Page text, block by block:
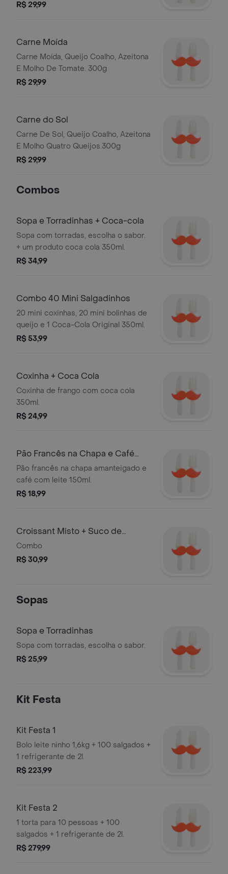
R$ 29,99
Carne Moída
Carne Moída, Queijo Coalho, Azeitona
E Molho De Tomate. 300g
R$ 29,99
Carne do Sol
Carne De Sol, Queijo Coalho, Azeitona
E Molho Quatro Queijos.300g
R$ 29,99
Combos
Sopa e Torradinhas + Coca-cola
Sopa com torradas, escolha o sabor.
+ um produto coca cola 350ml.
R$ 34,99
Combo 40 Mini Salgadinhos
20 mini coxinhas, 20 mini bolinhas de
queijo e 1 Coca-Cola Original 350ml.
R$ 53,99
Coxinha + Coca Cola
Coxinha de frango com coca cola
350ml.
R$ 24,99
Pão Francês na Chapa e Café
com Leite
Pão francês na chapa amanteigado e
café com leite 150ml.
R$ 18,99
Croissant Misto + Suco de
Laranja 300ml
Combo
R$ 30,99
Sopas
Sopa e Torradinhas
Sopa com torradas, escolha o sabor.
R$ 25,99
Kit Festa
Kit Festa 1
Bolo leite ninho 1,6kg + 100 salgados +
1 refrigerante de 2l.
R$ 223,99
Kit Festa 2
1 torta para 10 pessoas + 100
salgados + 1 refrigerante de 2l.
R$ 279,99